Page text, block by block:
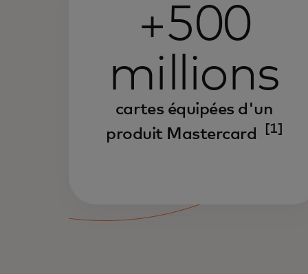
+500
millions
cartes équipées d'un
produit Mastercard
[1]